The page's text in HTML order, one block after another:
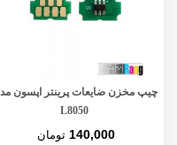
چیپ مخزن ضایعات پرینتر اپسون
L8050
140,000 تومان